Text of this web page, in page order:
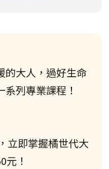
的大人，過好生命
列專業課程！
立即掌握橘世代大
元！